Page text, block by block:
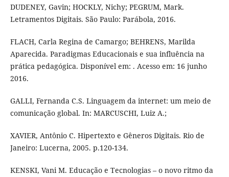
DUDENEY, Gavin; HOCKLY, Nichy; PEGRUM, Mark.
Letramentos Digitais. São Paulo: Parábola, 2016.
FLACH, Carla Regina de Camargo; BEHRENS, Marilda
Aparecida. Paradigmas Educacionais e sua influência na
prática pedagógica. Disponível em: . Acesso em: 16 junho
2016.
GALLI, Fernanda C.S. Linguagem da internet: um meio de
comunicação global. In: MARCUSCHI, Luiz A.;
XAVIER, Antônio C. Hipertexto e Gêneros Digitais. Rio de
Janeiro: Lucerna, 2005. p.120-134.
KENSKI, Vani M. Educação e Tecnologias – o novo ritmo da